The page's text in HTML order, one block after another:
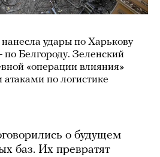
удары по Харькову
Белгороду. Зеленский
«операции влияния»
по логистике
о будущем
баз. Их превратят